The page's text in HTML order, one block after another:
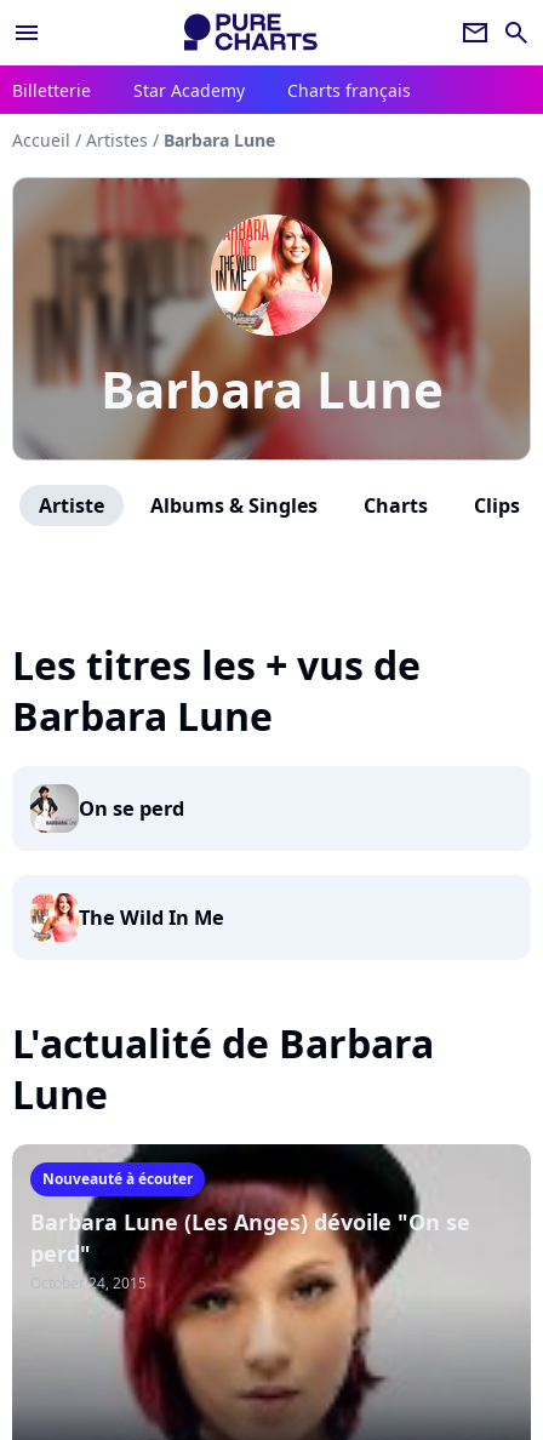
menu newsletter search
Billetterie Star Academy Charts français
Accueil / Artistes / Barbara Lune
Barbara Lune
Artiste Albums & Singles Charts Clips
Les titres les + vus de
Barbara Lune
On se perd
The Wild In Me
L'actualité de Barbara
Lune
Nouveauté à écouter
Barbara Lune (Les Anges) dévoile "On se
perd"
October 24, 2015